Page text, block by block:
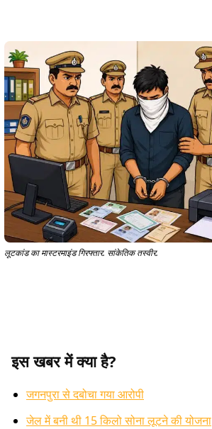
लूटकांड का मास्टरमाइंड गिरफ्तार. सांकेतिक तस्वीर.
इस खबर में क्या है?
जगनपुरा से दबोचा गया आरोपी
जेल में बनी थी 15 किलो सोना लूटने की योजना